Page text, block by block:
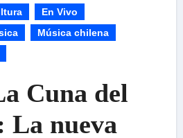
En Vivo
Música chilena
Cuna del
La nueva